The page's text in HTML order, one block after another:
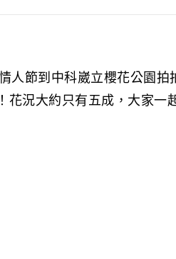
人節到中科崴立櫻花公園拍
花況大約只有五成，大家一